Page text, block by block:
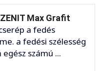
Max Grafit
a fedés
a fedési szélesség
egész számú ...